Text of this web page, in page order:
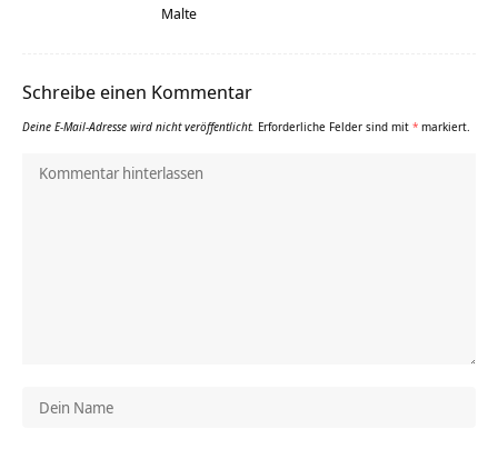
Malte
Schreibe einen Kommentar
Deine E-Mail-Adresse wird nicht veröffentlicht. Erforderliche Felder sind mit * markiert.